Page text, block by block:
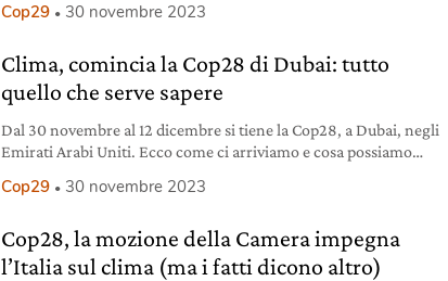
Cop29 30 novembre 2023
Clima, comincia la Cop28 di Dubai: tutto
quello che serve sapere
Dal 30 novembre al 12 dicembre si tiene la Cop28, a Dubai, negli
Emirati Arabi Uniti. Ecco come ci arriviamo e cosa possiamo
Cop29 30 novembre 2023
Cop28, la mozione della Camera impegna
l’Italia sul clima (ma i fatti dicono altro)